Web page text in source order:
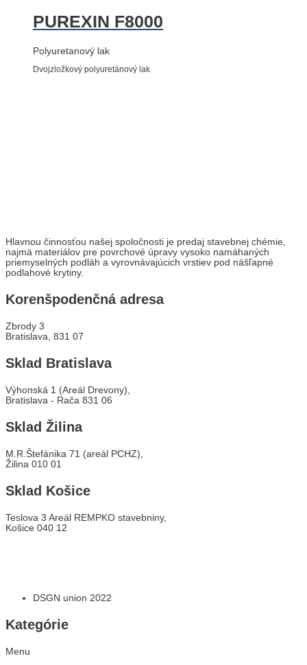
PUREXIN F8000
Polyuretanový lak
Dvojzložkový polyuretánový lak
Hlavnou činnosťou našej spoločnosti je predaj stavebnej chémie,
najmä materiálov pre povrchové úpravy vysoko namáhaných
priemyselných podláh a vyrovnávajúcich vrstiev pod nášľapné
podlahové krytiny.
Korenšpodenčná adresa
Zbrody 3
Bratislava, 831 07
Sklad Bratislava
Výhonská 1 (Areál Drevony),
Bratislava - Rača 831 06
Sklad Žilina
M.R.Štefánika 71 (areál PCHZ),
Žilina 010 01
Sklad Košice
Teslova 3 Areál REMPKO stavebniny,
Košice 040 12
DSGN union 2022
Kategórie
Menu